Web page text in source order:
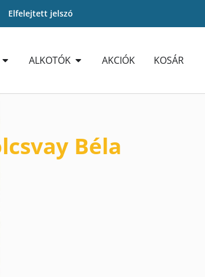
Elfelejtett jelszó
ALKOTÓK AKCIÓK KOSÁR
Béla